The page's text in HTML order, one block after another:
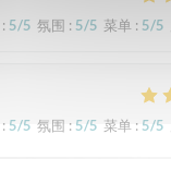
: 5/5 氛围 : 5/5 菜单 : 5/5
:5/5 氛围 :5/5 菜单 :5/5